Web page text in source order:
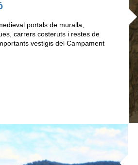
portals de muralla,
carrers costeruts i restes de
vestigis del Campament